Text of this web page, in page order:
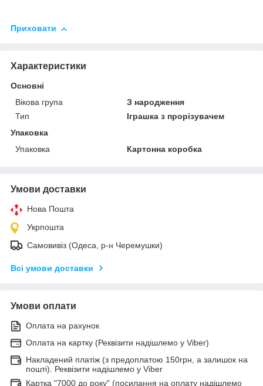
Приховати
Характеристики
Основні
Вікова група
З народження
Тип
Іграшка з прорізувачем
Упаковка
Упаковка
Картонна коробка
Умови доставки
Нова Пошта
Укрпошта
Самовивіз (Одеса, р-н Черемушки)
Всі умови доставки
Умови оплати
Оплата на рахунок
Оплата на картку (Реквізити надішлемо у Viber)
Накладений платіж (з предоплатою 150грн, а залишок на
пошті). Реквізити надішлемо у Viber
Картка "7000 до року" (посилання на оплату надішлемо